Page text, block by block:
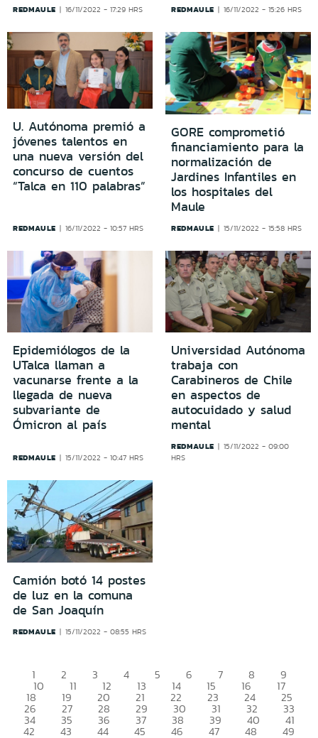
REDMAULE 16/11/2022 - 17:29 HRS REDMAULE 16/11/2022 - 15:26 HRS
U. Autónoma premió a
jóvenes talentos en
una nueva versión del
concurso de cuentos
“Talca en 110 palabras”
REDMAULE 16/11/2022 - 10:57 HRS
GORE comprometió
financiamiento para la
normalización de
Jardines Infantiles en
los hospitales del
Maule
REDMAULE 15/11/2022 - 15:58 HRS
Epidemiólogos de la
UTalca llaman a
vacunarse frente a la
llegada de nueva
subvariante de
Ómicron al país
REDMAULE 15/11/2022 - 10:47 HRS
Universidad Autónoma
trabaja con
Carabineros de Chile
en aspectos de
autocuidado y salud
mental
REDMAULE
15/11/2022 - 09:00
HRS
Camión botó 14 postes
de luz en la comuna
de San Joaquín
REDMAULE 15/11/2022 - 08:55 HRS
1 2 3 4 5 6 7 8 9
10 11 12 13 14 15 16 17
18 19 20 21 22 23 24 25
26 27 28 29 30 31 32 33
34 35 36 37 38 39 40 41
42 43 44 45 46 47 48 49